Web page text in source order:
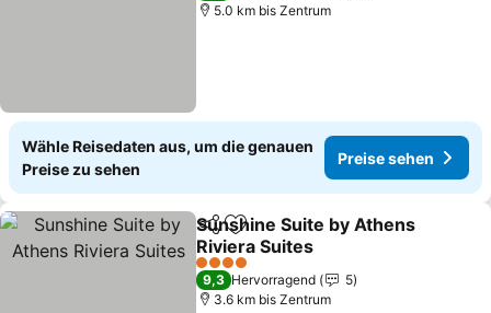
5.0 km bis Zentrum
Wähle Reisedaten aus, um die genauen
Preise zu sehen
Preise sehen
TeilenZu Favoriten hinzufügen
Sunshine Suite by Athens
Riviera Suites
Preise sehen
4 Sterne
9,3 Hervorragend
5
3.6 km bis Zentrum